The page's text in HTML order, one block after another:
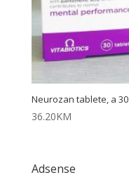
Neurozan tablete, a 30
36.20KM
Adsense